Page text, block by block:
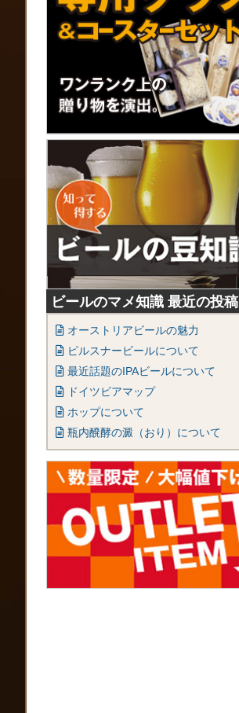
ビールのマメ知識 最近の投稿
オーストリアビールの魅力
ピルスナービールについて
最近話題のIPAビールについて
ドイツビアマップ
ホップについて
瓶内醗酵の澱（おり）について